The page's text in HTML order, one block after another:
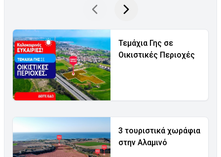
Τεμάχια Γης σε
Οικιστικές Περιοχές
3 τουριστικά χωράφια
στην Αλαμινό